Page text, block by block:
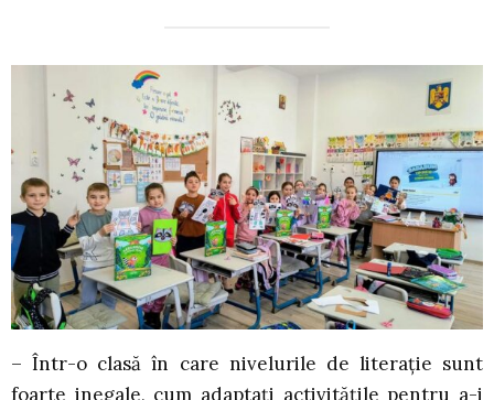
– Într-o clasă în care nivelurile de literație sunt
foarte inegale, cum adaptați activitățile pentru a-i